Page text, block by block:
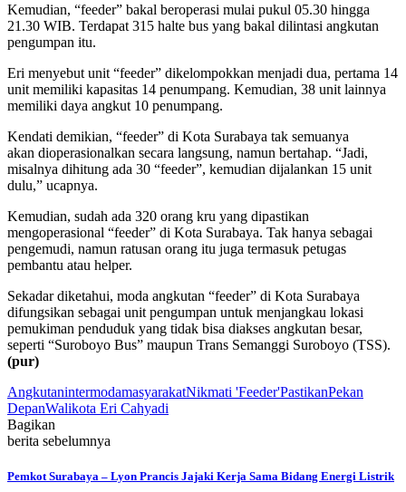
Kemudian, “feeder” bakal beroperasi mulai pukul 05.30 hingga
21.30 WIB. Terdapat 315 halte bus yang bakal dilintasi angkutan
pengumpan itu.
Eri menyebut unit “feeder” dikelompokkan menjadi dua, pertama 14
unit memiliki kapasitas 14 penumpang. Kemudian, 38 unit lainnya
memiliki daya angkut 10 penumpang.
Kendati demikian, “feeder” di Kota Surabaya tak semuanya
akan dioperasionalkan secara langsung, namun bertahap. “Jadi,
misalnya dihitung ada 30 “feeder”, kemudian dijalankan 15 unit
dulu,” ucapnya.
Kemudian, sudah ada 320 orang kru yang dipastikan
mengoperasional “feeder” di Kota Surabaya. Tak hanya sebagai
pengemudi, namun ratusan orang itu juga termasuk petugas
pembantu atau helper.
Sekadar diketahui, moda angkutan “feeder” di Kota Surabaya
difungsikan sebagai unit pengumpan untuk menjangkau lokasi
pemukiman penduduk yang tidak bisa diakses angkutan besar,
seperti “Suroboyo Bus” maupun Trans Semanggi Suroboyo (TSS).
(pur)
AngkutanintermodamasyarakatNikmati 'Feeder'PastikanPekan
DepanWalikota Eri Cahyadi
Bagikan
berita sebelumnya
Pemkot Surabaya – Lyon Prancis Jajaki Kerja Sama Bidang Energi Listrik